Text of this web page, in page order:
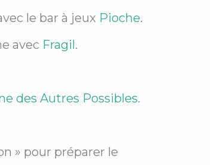
le bar à jeux Pioche.
avec Fragil.
des Autres Possibles.
» pour préparer le